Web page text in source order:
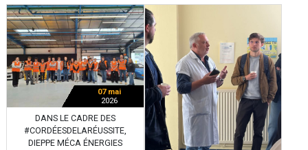
07 mai
2026
DANS LE CADRE DES
#CORDÉESDELARÉUSSITE,
DIEPPE MÉCA ÉNERGIES